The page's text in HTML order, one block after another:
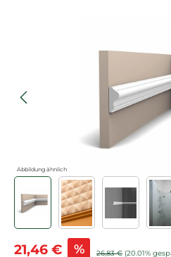
Abbildung ähnlich
Verkaufspreis:
21,46 € % Regulärer Preis:
26,83 € (20.01%